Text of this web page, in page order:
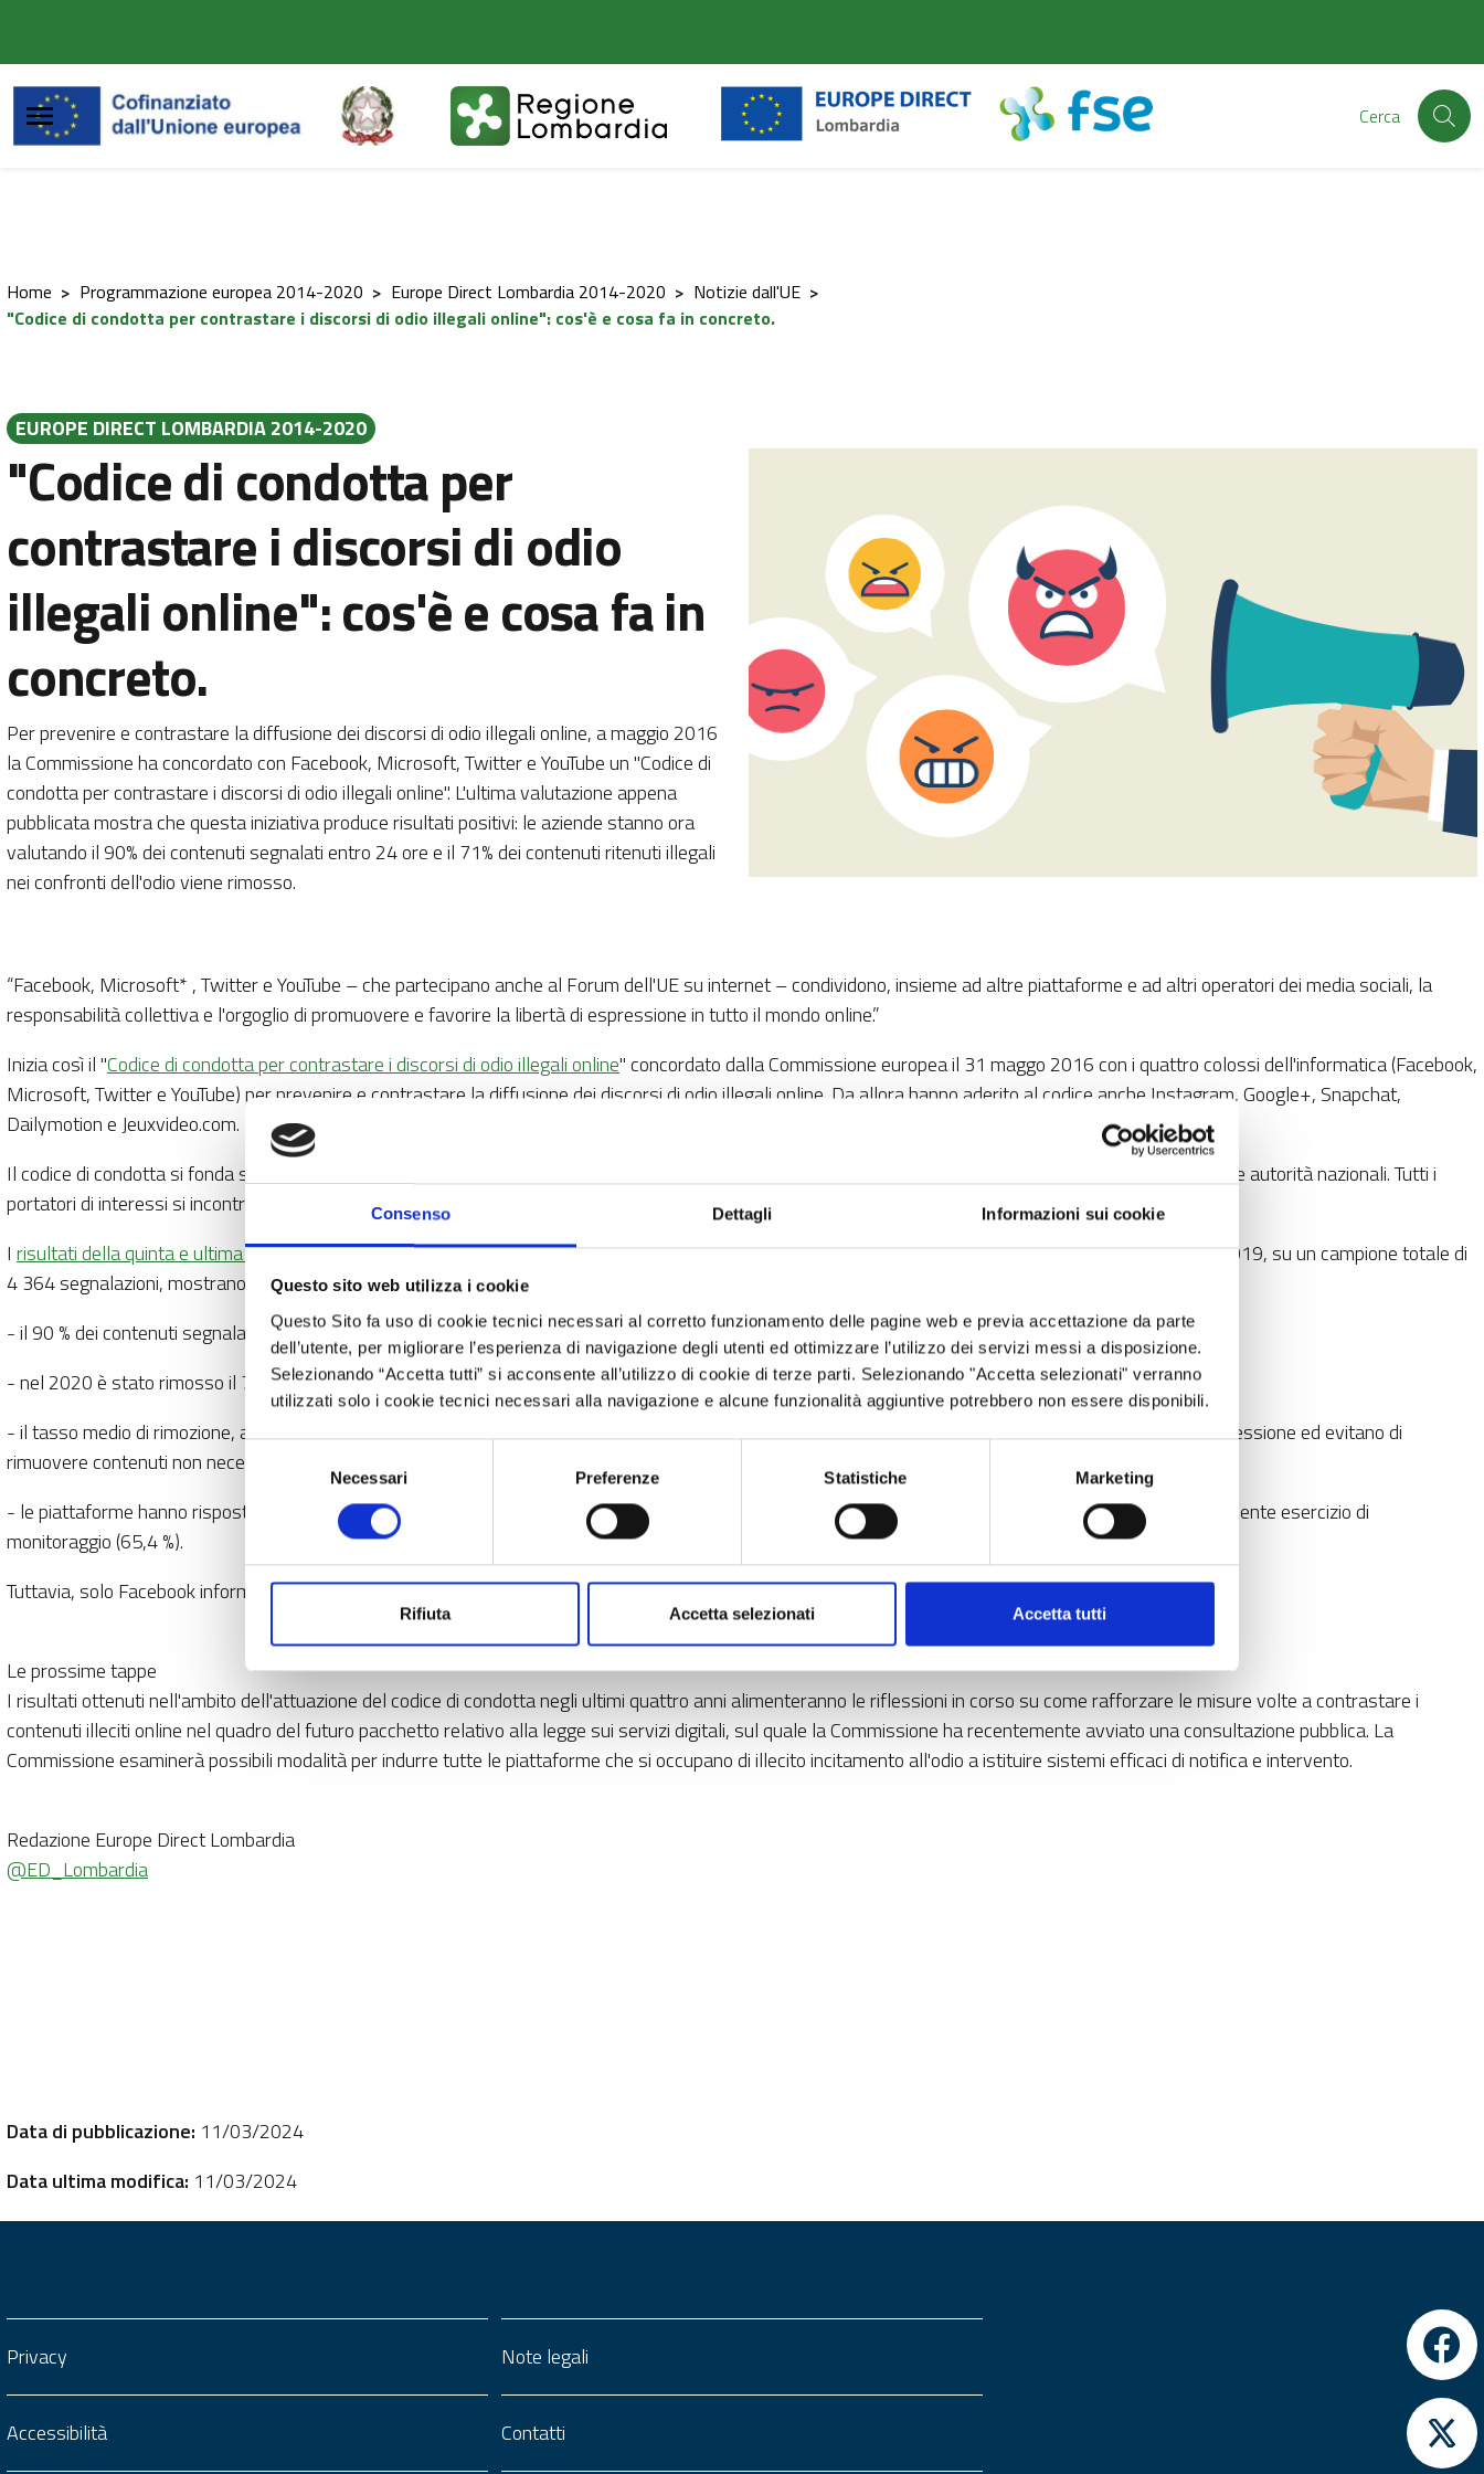
Consenso Dettagli Informazioni sui cookie
Questo sito web utilizza i cookie
Questo Sito fa uso di cookie tecnici necessari al corretto funzionamento delle pagine web e previa accettazione da parte
dell’utente, per migliorare l’esperienza di navigazione degli utenti ed ottimizzare l’utilizzo dei servizi messi a disposizione.
Selezionando “Accetta tutti” si acconsente all’utilizzo di cookie di terze parti. Selezionando "Accetta selezionati" verranno
utilizzati solo i cookie tecnici necessari alla navigazione e alcune funzionalità aggiuntive potrebbero non essere disponibili.
consenso
Necessari Preferenze Statistiche Marketing
Rifiuta Accetta selezionati Accetta tutti
Cerca
Home > Programmazione europea 2014-2020 > Europe Direct Lombardia 2014-2020 > Notizie dall'UE >
"Codice di condotta per contrastare i discorsi di odio illegali online": cos'è e cosa fa in concreto.
EUROPE DIRECT LOMBARDIA 2014-2020
"Codice di condotta per
contrastare i discorsi di odio
illegali online": cos'è e cosa fa in
concreto.
Per prevenire e contrastare la diffusione dei discorsi di odio illegali online, a maggio 2016
la Commissione ha concordato con Facebook, Microsoft, Twitter e YouTube un "Codice di
condotta per contrastare i discorsi di odio illegali online". L'ultima valutazione appena
pubblicata mostra che questa iniziativa produce risultati positivi: le aziende stanno ora
valutando il 90% dei contenuti segnalati entro 24 ore e il 71% dei contenuti ritenuti illegali
nei confronti dell'odio viene rimosso.
“Facebook, Microsoft* , Twitter e YouTube – che partecipano anche al Forum dell'UE su internet – condividono, insieme ad altre piattaforme e ad altri operatori dei media sociali, la
responsabilità collettiva e l'orgoglio di promuovere e favorire la libertà di espressione in tutto il mondo online.”
Inizia così il "Codice di condotta per contrastare i discorsi di odio illegali online" concordato dalla Commissione europea il 31 maggo 2016 con i quattro colossi dell'informatica (Facebook,
Microsoft, Twitter e YouTube) per prevenire e contrastare la diffusione dei discorsi di odio illegali online. Da allora hanno aderito al codice anche Instagram, Google+, Snapchat,
Dailymotion e Jeuxvideo.com.
Il codice di condotta si fonda su una stretta cooperazione tra la Commissione europea, le piattaforme informatiche, le organizzazioni della società civile e le autorità nazionali. Tutti i
portatori di interessi si incontrano periodicamente al fine di discutere difficoltà da affrontare e progressi compiuti.
I risultati della quinta e ultima valutazione, pubblicata il 22 giugno 2020 ed eseguita su un arco di tempo di 6 settimane, dal 4 novembre al 13 dicembre 2019, su un campione totale di
4 364 segnalazioni, mostrano che questa iniziativa della Commissione produce risultati positivi. Risulta, in media che:
- il 90 % dei contenuti segnalati è stato valutato dalle piattaforme entro 24 ore, mentre la percentuale registrata nel 2016 era solo del 40%;
- nel 2020 è stato rimosso il 71 % dei contenuti ritenuti un illecito incitamento all'odio, contro il 28% del 2016;
- il tasso medio di rimozione, analogo a quello registrato nelle valutazioni precedenti, dimostra che le piattaforme continuano a rispettare la libertà di espressione ed evitano di
rimuovere contenuti non necessariamente classificabili come illecito incitamento all'odio;
- le piattaforme hanno risposto e hanno fornito un feedback al 67,1% delle segnalazioni ricevute. Si tratta di una percentuale più elevata rispetto al precedente esercizio di
monitoraggio (65,4 %).
Tuttavia, solo Facebook informa sistematicamente gli utenti, mentre tutte le altre piattaforme dovranno apportare miglioramenti.
Le prossime tappe
I risultati ottenuti nell'ambito dell'attuazione del codice di condotta negli ultimi quattro anni alimenteranno le riflessioni in corso su come rafforzare le misure volte a contrastare i
contenuti illeciti online nel quadro del futuro pacchetto relativo alla legge sui servizi digitali, sul quale la Commissione ha recentemente avviato una consultazione pubblica. La
Commissione esaminerà possibili modalità per indurre tutte le piattaforme che si occupano di illecito incitamento all'odio a istituire sistemi efficaci di notifica e intervento.
Redazione Europe Direct Lombardia
@ED_Lombardia
Data di pubblicazione: 11/03/2024
Data ultima modifica: 11/03/2024
Privacy
Accessibilità
Note legali
Contatti